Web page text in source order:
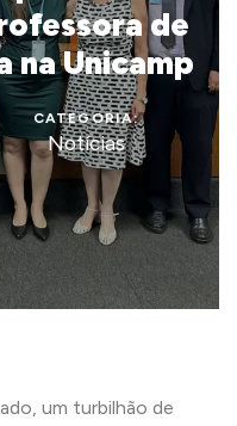
de
na Unicamp
CATEGORIA:
Notícias
um turbilhão de